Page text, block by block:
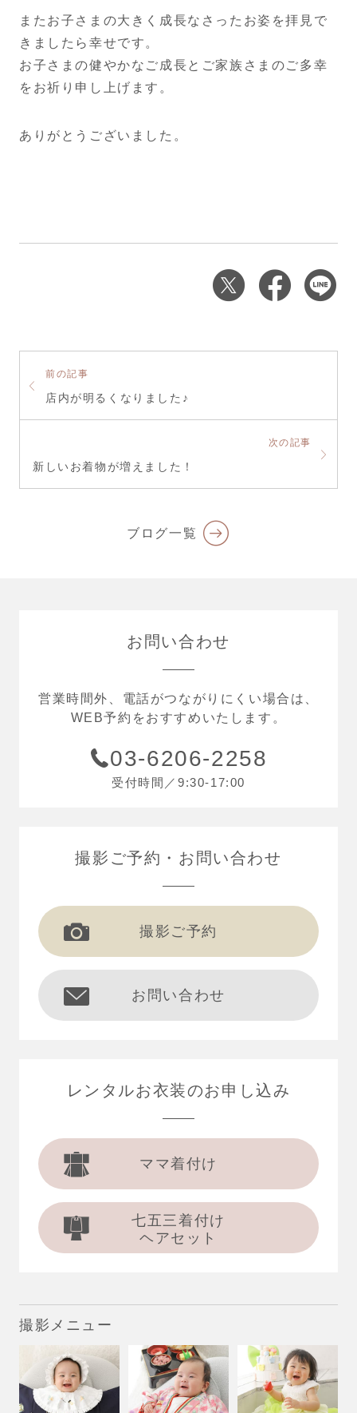
またお子さまの大きく成長なさったお姿を拝見で
きましたら幸せです。
お子さまの健やかなご成長とご家族さまのご多幸
をお祈り申し上げます。
ありがとうございました。
前の記事
店内が明るくなりました♪
次の記事
新しいお着物が増えました！
ブログ一覧
お問い合わせ
営業時間外、電話がつながりにくい場合は、
WEB予約をおすすめいたします。
03-6206-2258
受付時間／9:30-17:00
撮影ご予約 お問い合わせ
撮影ご予約
お問い合わせ
レンタルお衣装のお申し込み
ママ着付け
七五三着付け
ヘアセット
撮影メニュー